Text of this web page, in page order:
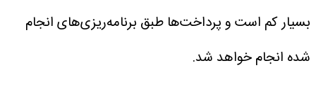
بسیار کم است و پرداخت‌ها طبق برنامه‌ریزی‌های انجام
شده انجام خواهد شد.